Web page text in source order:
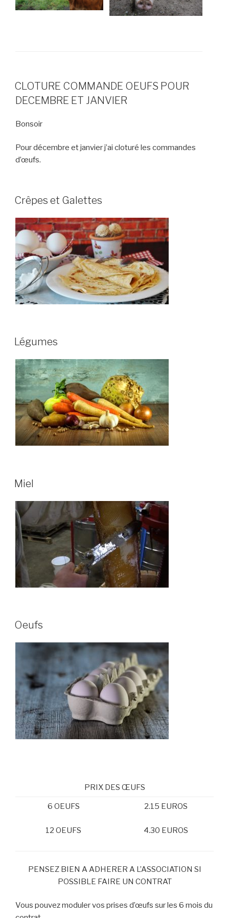
CLOTURE COMMANDE OEUFS POUR
DECEMBRE ET JANVIER
Bonsoir
Pour décembre et janvier j’ai cloturé les commandes
d’œufs.
Crêpes et Galettes
Légumes
Miel
Oeufs
PRIX DES ŒUFS
6 OEUFS
12 OEUFS
2.15 EUROS
4.30 EUROS
PENSEZ BIEN A ADHERER A L’ASSOCIATION SI
POSSIBLE FAIRE UN CONTRAT
Vous pouvez moduler vos prises d’œufs sur les 6 mois du